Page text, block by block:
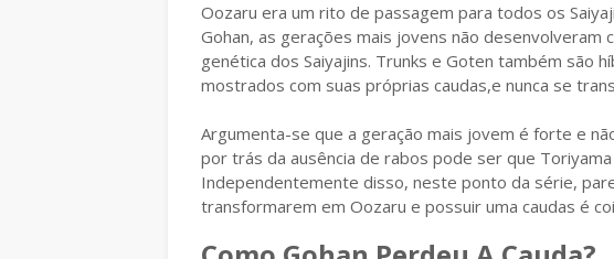
Oozaru era um rito de passagem para todos os
Gohan, as gerações mais jovens não desenvolveram
genética dos Saiyajins. Trunks e Goten também são
mostrados com suas próprias caudas,e nunca se
Argumenta-se que a geração mais jovem é forte e
por trás da ausência de rabos pode ser que
Independentemente disso, neste ponto da série,
transformarem em Oozaru e possuir uma caudas é